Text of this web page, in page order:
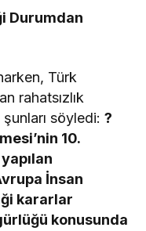
Durumdan
Türk
rahatsızlık
şunları söyledi:?
10.
İnsan
kararlar
konusunda